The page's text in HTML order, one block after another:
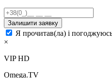
Залишити заявку
Я прочитав(ла) і
×
VIP HD
Omega.TV